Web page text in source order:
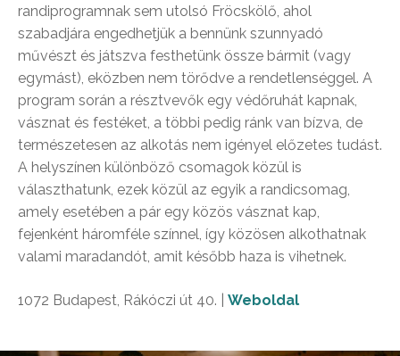
randiprogramnak sem utolsó Fröcskölő, ahol
szabadjára engedhetjük a bennünk szunnyadó
művészt és játszva festhetünk össze bármit (vagy
egymást), eközben nem törődve a rendetlenséggel. A
program során a résztvevők egy védőruhát kapnak,
vásznat és festéket, a többi pedig ránk van bízva, de
természetesen az alkotás nem igényel előzetes tudást.
A helyszínen különböző csomagok közül is
választhatunk, ezek közül az egyik a randicsomag,
amely esetében a pár egy közös vásznat kap,
fejenként háromféle színnel, így közösen alkothatnak
valami maradandót, amit később haza is vihetnek.
1072 Budapest, Rákóczi út 40. | Weboldal